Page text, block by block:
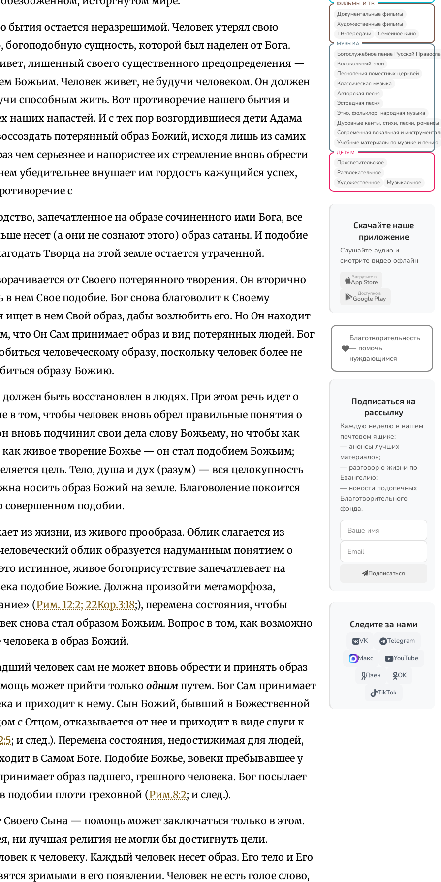
бытия остается неразрешимой. Человек утерял свою
богоподобную сущность, которой был наделен от Бога.
лишенный своего существенного предопределения —
Божьим. Человек живет, не будучи человеком. Он должен
способным жить. Вот противоречие нашего бытия и
наших напастей. И с тех пор возгордившиеся дети Адама
потерянный образ Божий, исходя лишь из самих
чем серьезнее и напористее их стремление вновь обрести
убедительнее внушает им гордость кажущийся успех,
с
запечатленное на образе сочиненного ими Бога, все
несет (а они не сознают этого) образ сатаны. И подобие
Творца на этой земле остается утраченной.
от Своего потерянного творения. Он вторично
в нем Свое подобие. Бог снова благоволит к Своему
в нем Свой образ, дабы возлюбить его. Но Он находит
что Он Сам принимает образ и вид потерянных людей. Бог
человеческому образу, поскольку человек более не
образу Божию.
быть восстановлен в людях. При этом речь идет о
в том, чтобы человек вновь обрел правильные понятия о
вновь подчинил свои дела слову Божьему, но чтобы как
как живое творение Божье — он стал подобием Божьим;
цель. Тело, душа и дух (разум) — вся целокупность
носить образ Божий на земле. Благоволение покоится
совершенном подобии.
из жизни, из живого прообраза. Облик слагается из
облик образуется надуманным понятием о
истинное, живое богоприсутствие запечатлевает на
подобие Божие. Должна произойти метаморфоза,
(Рим. 12:2; 22Кор.3:18;), перемена состояния, чтобы
снова стал образом Божьим. Вопрос в том, как возможно
в образ Божий.
человек сам не может вновь обрести и принять образ
может прийти только одним путем. Бог Сам принимает
и приходит к нему. Сын Божий, бывший в Божественной
с Отцом, отказывается от нее и приходит в виде слуги к
; и след.). Перемена состояния, недостижимая для людей,
в Самом Боге. Подобие Божье, вовеки пребывавшее у
образ падшего, грешного человека. Бог посылает
подобии плоти греховной (Рим.8:2; и след.).
Своего Сына — помощь может заключаться только в этом.
ни лучшая религия не могли бы достигнуть цели.
к человеку. Каждый человек несет образ. Его тело и Его
зримыми в его появлении. Человек не есть голое слово,
ФИЛЬМЫ И ТВ
Документальные фильмы
Художественные фильмы
ТВ-передачи
Семейное кино
МУЗЫКА
Богослужебное пение Русской
Колокольный звон
Песнопения поместных церквей
Классическая музыка
Авторская песня
Эстрадная песня
Этно, фольклор, народная музыка
Духовные канты, стихи, песни, романсы
Современная вокальная и
Учебные материалы по музыке и пению
ДЕТЯМ
Просветительское
Развлекательное
Художественное
Музыкальное
Скачайте наше
приложение
Слушайте аудио и
смотрите видео офлайн
Загрузите в
App Store
Доступно в
Google Play
Благотворительность
— помочь
нуждающимся
Подписаться на
рассылку
Каждую неделю в вашем
почтовом ящике:
— анонсы лучших
материалов;
— разговор о жизни по
Евангелию;
— новости подопечных
Благотворительного
фонда.
Подписаться
Следите за нами
VK
Telegram
Макс
YouTube
Дзен
OK
TikTok